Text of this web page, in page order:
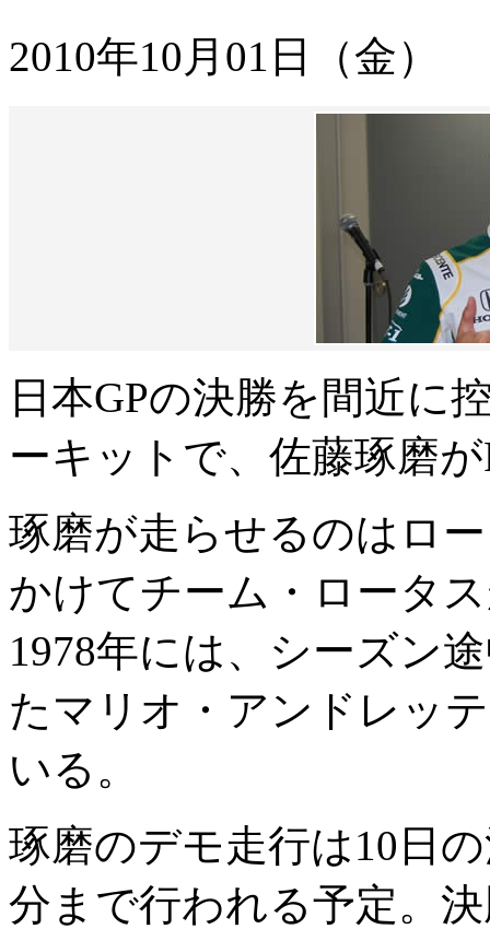
2010年10月01日（金）
日本GPの決勝を間近に
ーキットで、佐藤琢磨
琢磨が走らせるのはロ
かけてチーム・ロータ
1978年には、シーズン
たマリオ・アンドレッ
いる。
琢磨のデモ走行は10日
分まで行われる予定。